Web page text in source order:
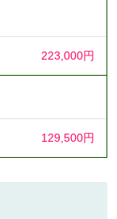
223,000円
129,500円